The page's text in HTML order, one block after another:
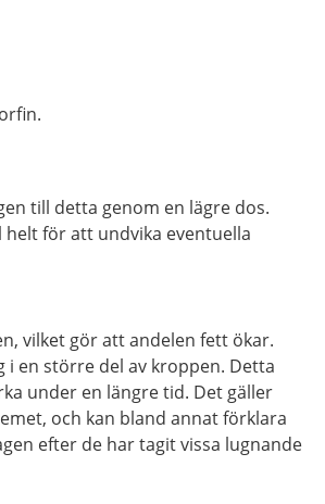
till detta genom en lägre dos.
för att undvika eventuella
vilket gör att andelen fett ökar.
i en större del av kroppen. Detta
under en längre tid. Det gäller
och kan bland annat förklara
efter de har tagit vissa lugnande